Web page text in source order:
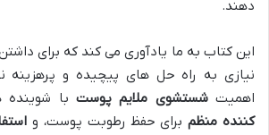
دهند.
این کتاب به ما یادآوری می کند که برای
نیازی به راه حل های پیچیده و پرهزینه
اهمیتشستشوی ملایم پوست با
کننده منظمبرای حفظ رطوبت پوست، و